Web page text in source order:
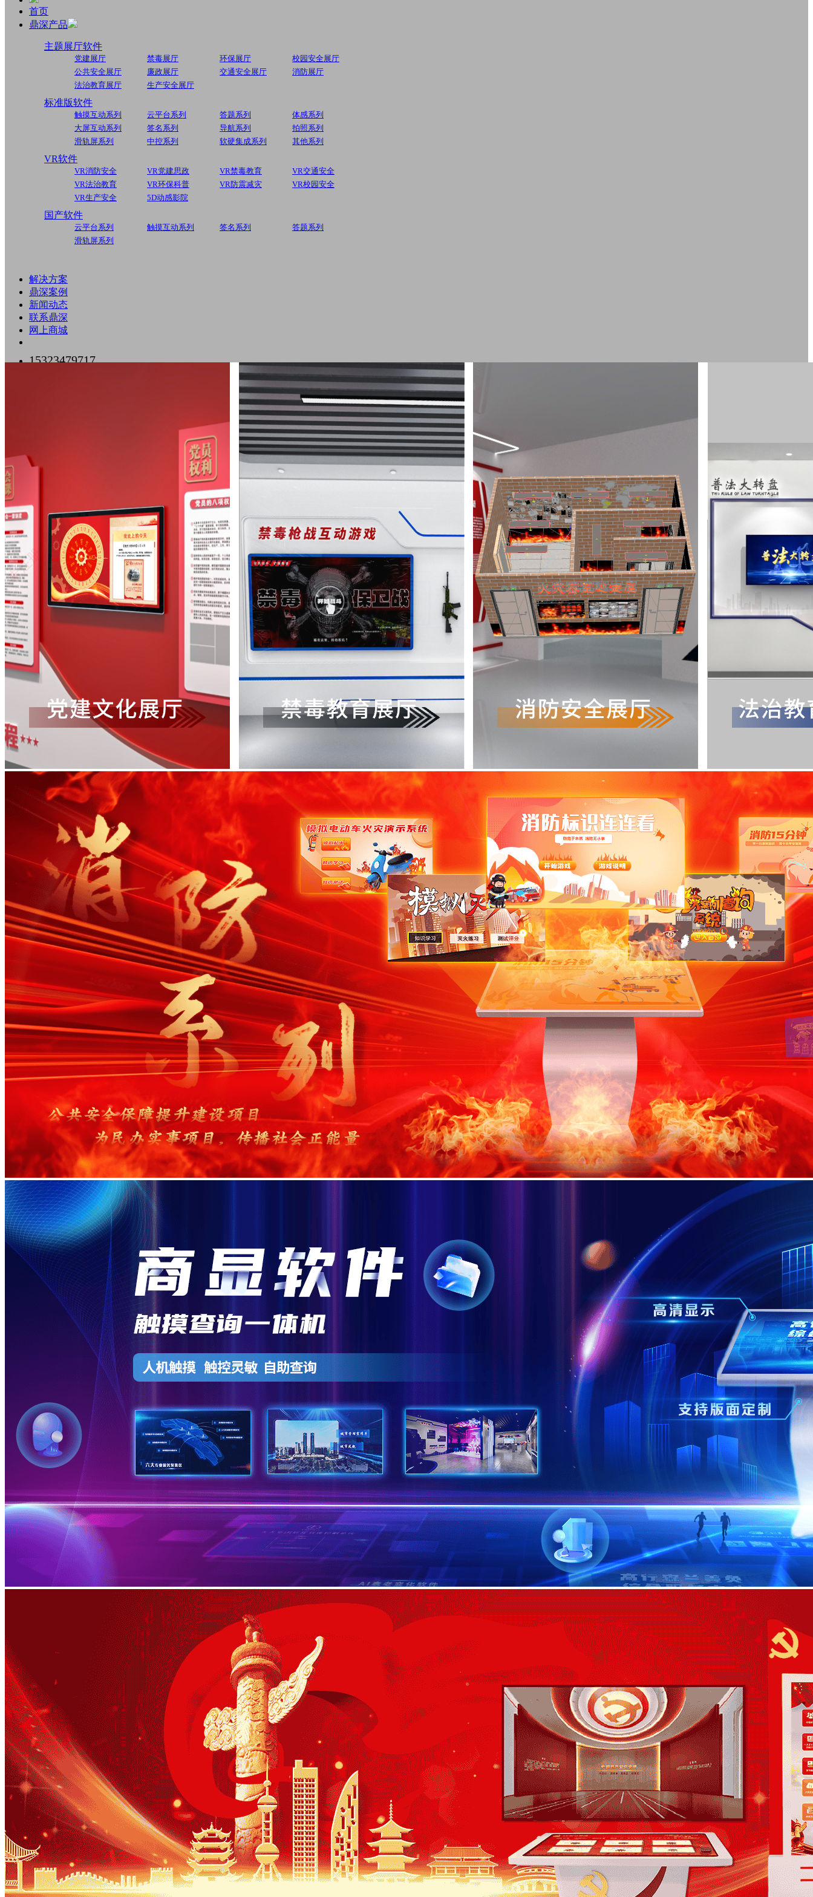
首页
鼎深产品
主题展厅软件
党建展厅 禁毒展厅 环保展厅
校园安全展厅
公共安全展厅
廉政展厅 交通安全展厅
消防展厅
法治教育展厅
生产安全展厅
标准版软件
触摸互动系列 云平台系列 答题系列
体感系列
大屏互动系列
签名系列 导航系列
拍照系列
滑轨屏系列
中控系列 软硬集成系列 其他系列
VR软件
VR消防安全 VR党建思政 VR禁毒教育
VR交通安全
VR法治教育
VR环保科普 VR防震减灾
VR校园安全
VR生产安全
5D动感影院
国产软件
云平台系列 触摸互动系列 签名系列
答题系列
滑轨屏系列
解决方案
鼎深案例
新闻动态
联系鼎深
网上商城
15323479717